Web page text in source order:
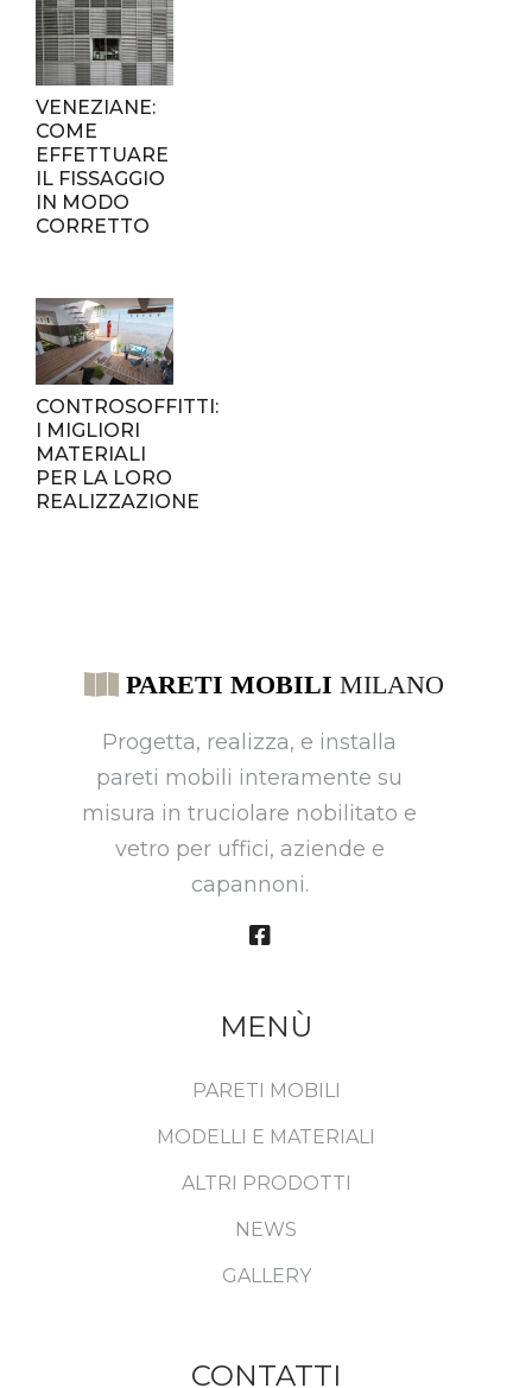
VENEZIANE:
COME
EFFETTUARE
IL FISSAGGIO
IN MODO
CORRETTO
CONTROSOFFITTI:
I MIGLIORI
MATERIALI
PER LA LORO
REALIZZAZIONE
Progetta, realizza, e installa
pareti mobili interamente su
misura in truciolare nobilitato e
vetro per uffici, aziende e
capannoni.
MENÙ
PARETI MOBILI
MODELLI E MATERIALI
ALTRI PRODOTTI
NEWS
GALLERY
CONTATTI